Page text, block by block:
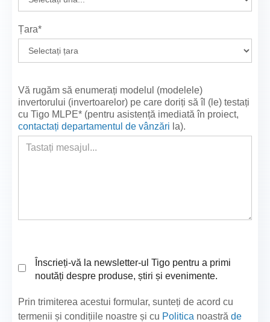
Țara*
Vă rugăm să enumerați modelul (modelele)
invertorului (invertoarelor) pe care doriți să îl (le) testați
cu Tigo MLPE* (pentru asistență imediată în proiect,
contactați departamentul de vânzări la).
Înscrieți-vă la newsletter-ul Tigo pentru a primi
noutăți despre produse, știri și evenimente.
Prin trimiterea acestui formular, sunteți de acord cu
termenii și condițiile noastre și cu Politica noastră de